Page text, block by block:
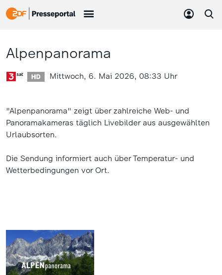
Alpenpanorama
Mittwoch, 6. Mai 2026, 08:33 Uhr
"Alpenpanorama" zeigt über zahlreiche Web- und
Panoramakameras täglich Livebilder aus ausgewählten
Urlaubsorten.
Die Sendung informiert auch über Temperatur- und
Wetterbedingungen vor Ort.